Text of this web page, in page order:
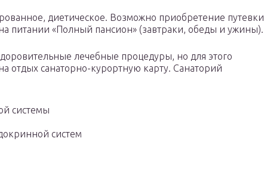
диетическое. Возможно приобретение путевки
на питании «Полный пансион» (завтраки, обеды и ужины).
лечебные процедуры, но для этого
отдых санаторно-курортную карту. Санаторий
системы
систем